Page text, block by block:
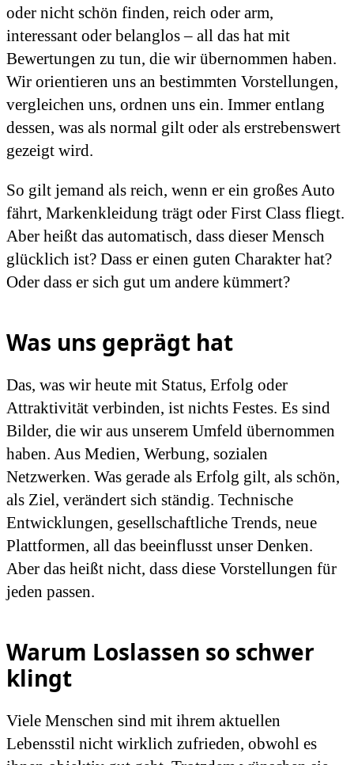
oder nicht schön finden, reich oder arm,
interessant oder belanglos – all das hat mit
Bewertungen zu tun, die wir übernommen haben.
Wir orientieren uns an bestimmten Vorstellungen,
vergleichen uns, ordnen uns ein. Immer entlang
dessen, was als normal gilt oder als erstrebenswert
gezeigt wird.
So gilt jemand als reich, wenn er ein großes Auto
fährt, Markenkleidung trägt oder First Class fliegt.
Aber heißt das automatisch, dass dieser Mensch
glücklich ist? Dass er einen guten Charakter hat?
Oder dass er sich gut um andere kümmert?
Was uns geprägt hat
Das, was wir heute mit Status, Erfolg oder
Attraktivität verbinden, ist nichts Festes. Es sind
Bilder, die wir aus unserem Umfeld übernommen
haben. Aus Medien, Werbung, sozialen
Netzwerken. Was gerade als Erfolg gilt, als schön,
als Ziel, verändert sich ständig. Technische
Entwicklungen, gesellschaftliche Trends, neue
Plattformen, all das beeinflusst unser Denken.
Aber das heißt nicht, dass diese Vorstellungen für
jeden passen.
Warum Loslassen so schwer
klingt
Viele Menschen sind mit ihrem aktuellen
Lebensstil nicht wirklich zufrieden, obwohl es